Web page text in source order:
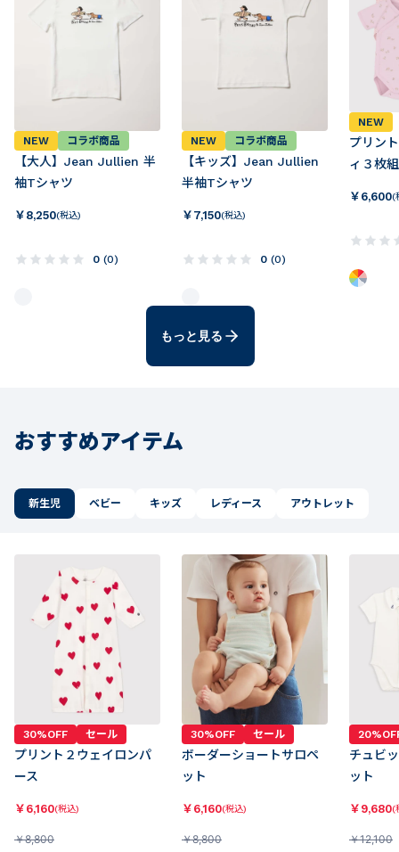
NEW コラボ商品
【大人】Jean Jullien 半
袖Tシャツ
￥ 8,250(税込)
0 (0)
NEW コラボ商品
【キッズ】Jean Jullien
半袖Tシャツ
￥ 7,150(税込)
0 (0)
NEW
プリン
ィ３枚組
￥ 6,600(
もっと見る
おすすめアイテム
新生児 ベビー キッズ レディース アウトレット
30%OFF セール
プリント２ウェイロンパ
ース
￥ 6,160(税込)
￥8,800
30%OFF セール
ボーダーショートサロペ
ット
￥ 6,160(税込)
￥8,800
チュビ
ット
￥ 9,680(
￥12,100